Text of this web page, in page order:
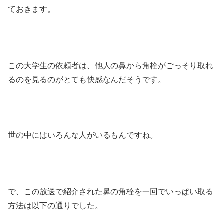
ておきます。
この大学生の依頼者は、他人の鼻から角栓がごっそり取れ
るのを見るのがとても快感なんだそうです。
世の中にはいろんな人がいるもんですね。
で、この放送で紹介された鼻の角栓を一回でいっぱい取る
方法は以下の通りでした。